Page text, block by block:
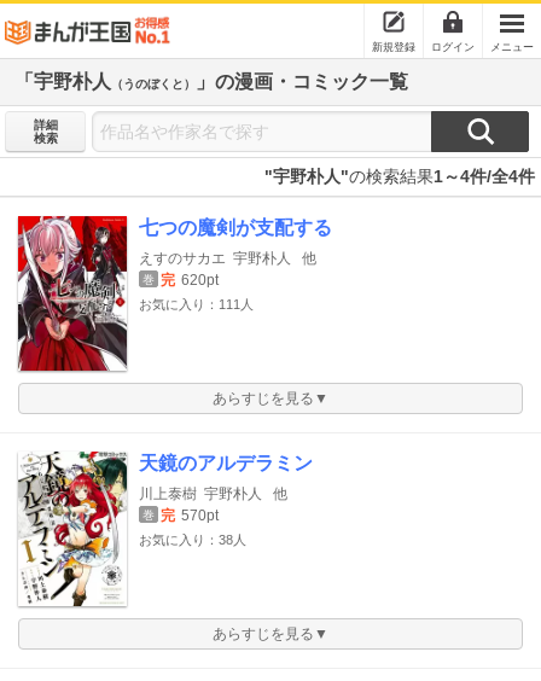
新規登録 ログイン メニュー
「宇野朴人 （うのぼくと） 」の漫画・コミック一覧
詳細
検索
"宇野朴人"の検索結果1～4件/全4件
七つの魔剣が支配する
えすのサカエ 宇野朴人 他
巻 完 620pt
お気に入り：111人
あらすじを見る▼
天鏡のアルデラミン
川上泰樹 宇野朴人 他
巻 完 570pt
お気に入り：38人
あらすじを見る▼